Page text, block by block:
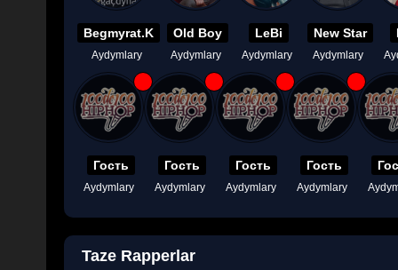
Begmyrat.K
Aydymlary
Old Boy
Aydymlary
LeBi
Aydymlary
New Star
Aydymlary
Гость
Aydymlary
Гость
Aydymlary
Гость
Aydymlary
Гость
Aydymlary
Taze Rapperlar